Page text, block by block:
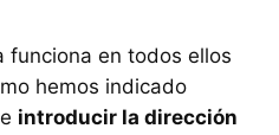
funciona en todos ellos
hemos indicado
introducir la dirección